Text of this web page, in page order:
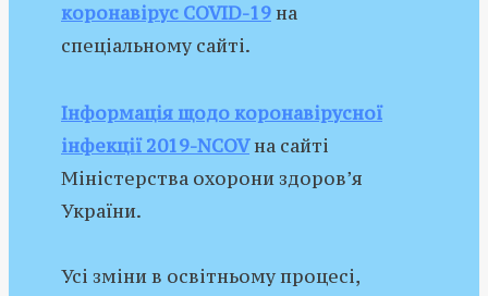
коронавірус COVID-19на
спеціальному сайті.
Інформація щодо коронавірусної
інфекції 2019-NCOVна сайті
Міністерства охорони здоров’я
України.
Усі зміни в освітньому процесі,